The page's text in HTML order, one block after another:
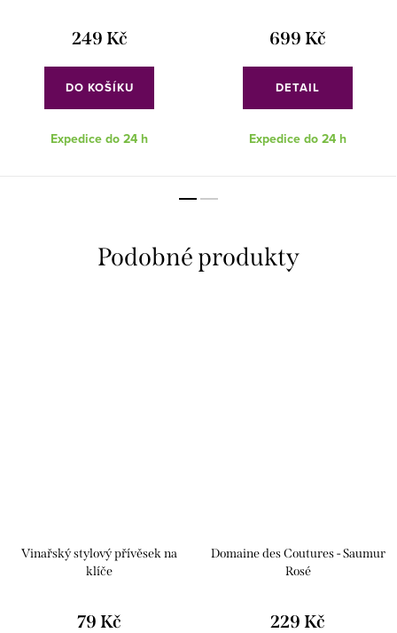
249 Kč
DO KOŠÍKU
Expedice do 24 h
699 Kč
DETAIL
Expedice do 24 h
Vinařský stylový přívěsek na
klíče
79 Kč
Domaine des Coutures - Saumur
Rosé
229 Kč